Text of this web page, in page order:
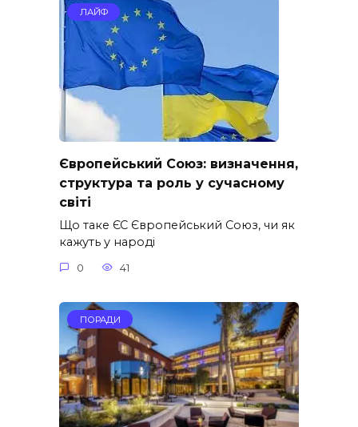
ЛАЙФ
Європейський Союз: визначення,
структура та роль у сучасному
світі
Що таке ЄС Європейський Союз, чи як
кажуть у народі
0 41
ПОРАДИ